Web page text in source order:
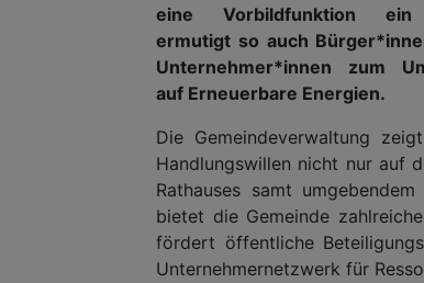
eine Vorbildfunktion
ermutigt so auch
Unternehmer*innen zum
auf Erneuerbare Energien.
Die Gemeindeverwaltung
Handlungswillen nicht nur auf
Rathauses samt
bietet die Gemeinde
fördert öffentliche
Unternehmernetzwerk für